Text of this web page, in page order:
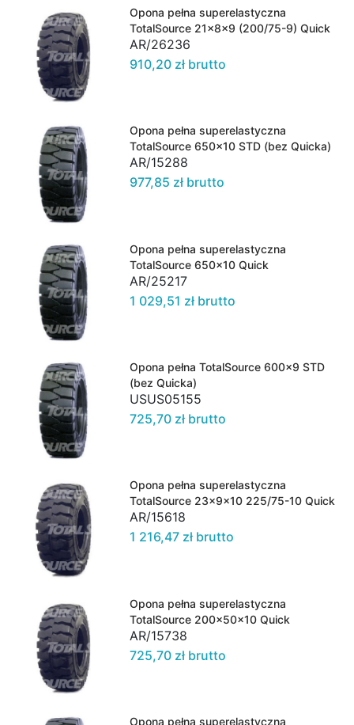
Opona pełna superelastyczna
TotalSource 21x8x9 (200/75-9) Quick
AR/26236
910,20 zł brutto
Opona pełna superelastyczna
TotalSource 650x10 STD (bez Quicka)
AR/15288
977,85 zł brutto
Opona pełna superelastyczna
TotalSource 650x10 Quick
AR/25217
1 029,51 zł brutto
Opona pełna TotalSource 600x9 STD
(bez Quicka)
USUS05155
725,70 zł brutto
Opona pełna superelastyczna
TotalSource 23x9x10 225/75-10 Quick
AR/15618
1 216,47 zł brutto
Opona pełna superelastyczna
TotalSource 200x50x10 Quick
AR/15738
725,70 zł brutto
Opona pełna superelastyczna